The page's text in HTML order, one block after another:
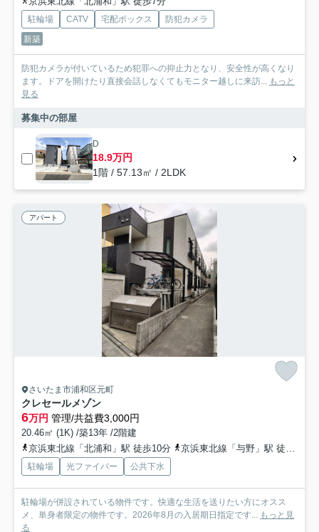
駐輪場 CATV 宅配ボックス
防犯カメラ
新築
防犯カメラが付いているため犯罪への抑止力となり、安全性が高くなり
ます。ドアを開けたり直接会話しなくてもモニター越しに来訪... もっと
見る
募集中の部屋
D
18.9万円
1階 / 57.13㎡ / 2LDK
アパート
さいたま市浦和区元町
クレセールメゾン
6万円 管理/共益費3,000円
20.46㎡ (1K) /築13年 /2階建
京浜東北線「北浦和」駅 徒歩10分
京浜東北線「与野」駅 徒歩23分
駐輪場 光ファイバー 公共下水
駐輪場が併設されている物件です。快適な生活を送りたい方にオスス
メ、単身者限定の物件です。2026年8月の入居期日指定です... もっと見
る